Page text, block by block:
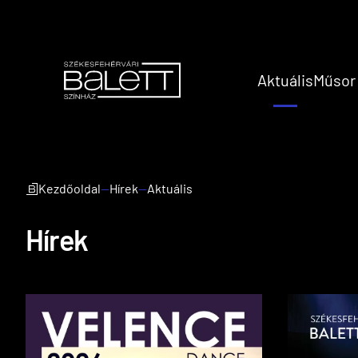
Aktuális
Kezdőoldal—Hírek—Aktuális
Hírek